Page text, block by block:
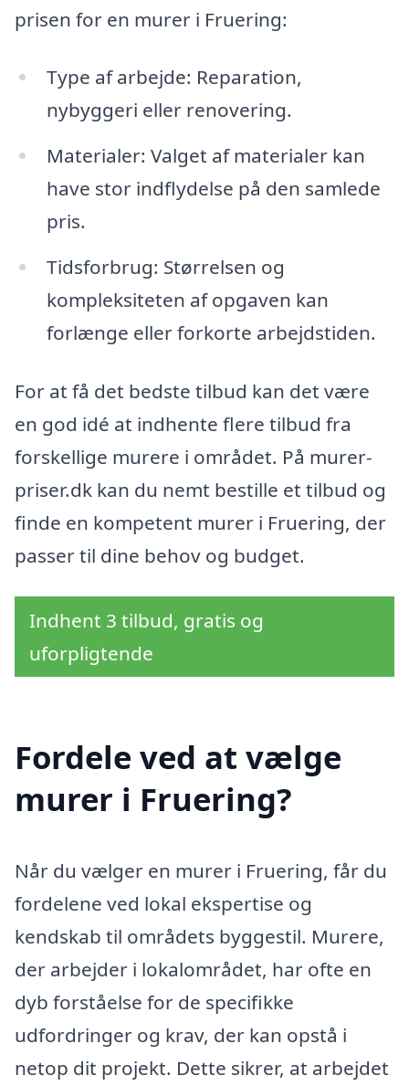
prisen for en murer i Fruering:
Type af arbejde: Reparation,
nybyggeri eller renovering.
Materialer: Valget af materialer kan
have stor indflydelse på den samlede
pris.
Tidsforbrug: Størrelsen og
kompleksiteten af opgaven kan
forlænge eller forkorte arbejdstiden.
For at få det bedste tilbud kan det være
en god idé at indhente flere tilbud fra
forskellige murere i området. På murer-
priser.dk kan du nemt bestille et tilbud og
finde en kompetent murer i Fruering, der
passer til dine behov og budget.
Indhent 3 tilbud, gratis og
uforpligtende
Fordele ved at vælge
murer i Fruering?
Når du vælger en murer i Fruering, får du
fordelene ved lokal ekspertise og
kendskab til områdets byggestil. Murere,
der arbejder i lokalområdet, har ofte en
dyb forståelse for de specifikke
udfordringer og krav, der kan opstå i
netop dit projekt. Dette sikrer, at arbejdet